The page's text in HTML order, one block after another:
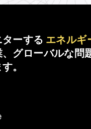
ーする エネルギ
グローバルな問
。